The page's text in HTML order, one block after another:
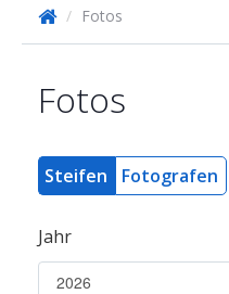
/ Fotos
Fotos
Steifen Fotografen
Jahr